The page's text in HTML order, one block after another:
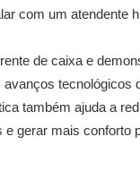
com um atendente
de caixa e
avanços tecnológicos
também ajuda a
e gerar mais conforto